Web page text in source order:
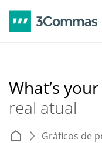
What’s
real atual
Gráficos de